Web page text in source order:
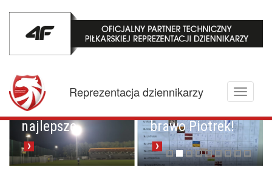
Toggle
Reprezentacja dziennikarzy
Mistrzowskie
karne z
Pucharowa
przygoda trwa w
najlepsze
Brawo Lenkija,
brawo Piotrek!